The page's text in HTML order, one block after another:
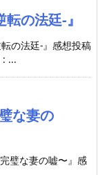
転の法廷-』
の法廷-』感想投稿
...
な妻の
璧な妻の嘘〜』感